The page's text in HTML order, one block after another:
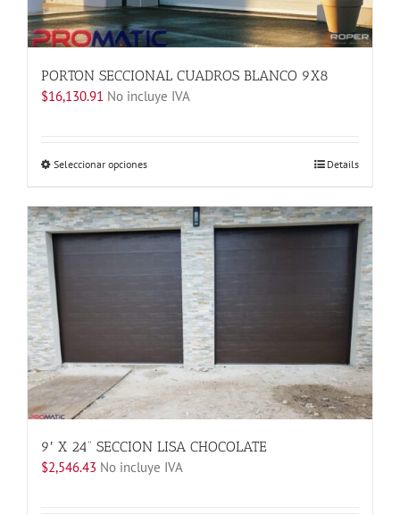
la
página
de
producto
PORTON SECCIONAL CUADROS BLANCO 9X8
$16,130.91 No incluye IVA
Seleccionar opcionesEste
tiene
múltiples
variantes.
opciones
pueden
en
la
página
de
producto
Details
9′ X 24” SECCION LISA CHOCOLATE
$2,546.43 No incluye IVA